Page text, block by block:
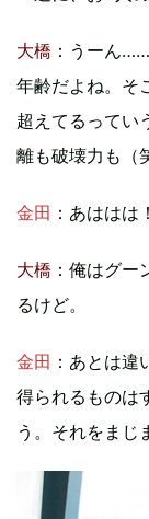
大橋 ：うーん
年齢だよね。そ
超えてるってい
離も破壊力も（
金田 ：あははは
大橋 ：俺はグ
るけど。
金田 ：あとは
得られるものは
う。それをまじ